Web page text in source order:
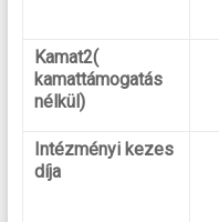
Kamat2(
kamattámogatás
nélkül)
Intézményi kezes
díja